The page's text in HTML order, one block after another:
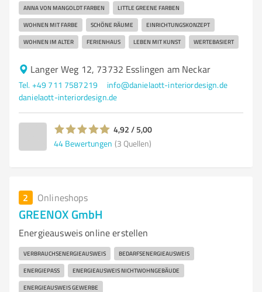
ANNA VON MANGOLDT FARBEN LITTLE GREENE FARBEN
WOHNEN MIT FARBE SCHÖNE RÄUME EINRICHTUNGSKONZEPT
WOHNEN IM ALTER FERIENHAUS LEBEN MIT KUNST WERTEBASIERT
Langer Weg 12, 73732 Esslingen am Neckar
Tel. +49 711 7587219
info@danielaott-interiordesign.de
danielaott-interiordesign.de
4,92 / 5,00
44 Bewertungen (3 Quellen)
2 Onlineshops
GREENOX GmbH
Energieausweis online erstellen
VERBRAUCHSENERGIEAUSWEIS BEDARFSENERGIEAUSWEIS
ENERGIEPASS ENERGIEAUSWEIS NICHTWOHNGEBÄUDE
ENERGIEAUSWEIS GEWERBE